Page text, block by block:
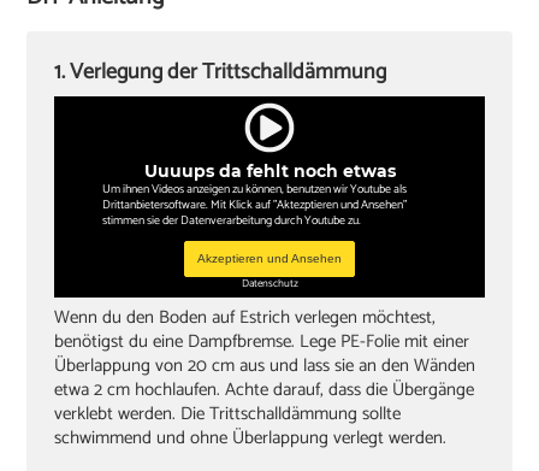
Zollstock
Uuuups da fehlt noch etwas
Um ihnen Videos anzeigen zu können, benutzen wir Youtube als
Drittanbietersoftware. Mit Klick auf "Aktezptieren und Ansehen"
stimmen sie der Datenverarbeitung durch Youtube zu.
Akzeptieren und Ansehen
Datenschutz
1. Verlegung der Trittschalldämmung
Wenn du den Boden auf Estrich verlegen möchtest,
benötigst du eine Dampfbremse. Lege PE-Folie mit einer
Überlappung von 20 cm aus und lass sie an den Wänden
etwa 2 cm hochlaufen. Achte darauf, dass die Übergänge
verklebt werden. Die Trittschalldämmung sollte
schwimmend und ohne Überlappung verlegt werden.